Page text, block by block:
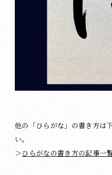
他の「ひらがな」の書き方は
い。
＞ ひらがなの書き方の記事一